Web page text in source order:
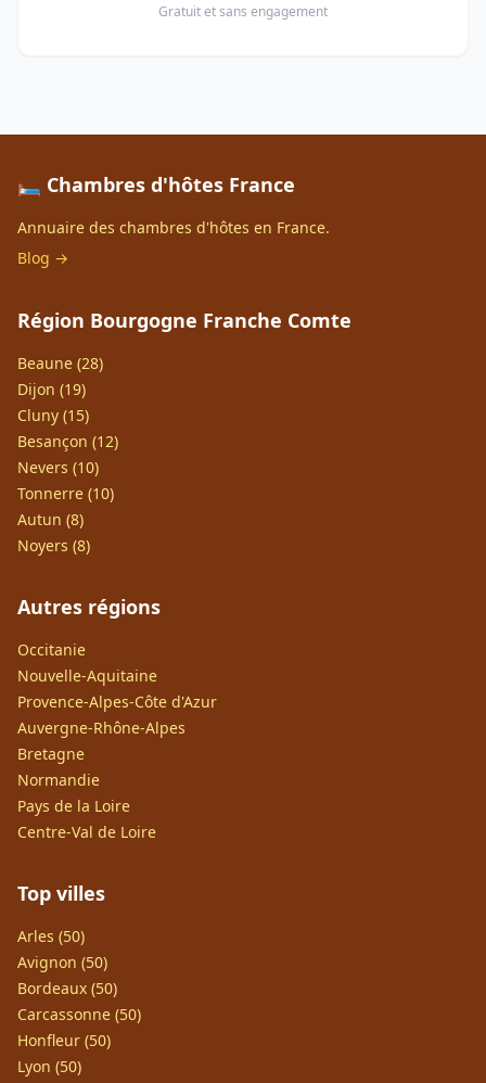
Gratuit et sans engagement
🛏️ Chambres d'hôtes France
Annuaire des chambres d'hôtes en France.
Blog →
Région Bourgogne Franche Comte
Beaune (28)
Dijon (19)
Cluny (15)
Besançon (12)
Nevers (10)
Tonnerre (10)
Autun (8)
Noyers (8)
Autres régions
Occitanie
Nouvelle-Aquitaine
Provence-Alpes-Côte d'Azur
Auvergne-Rhône-Alpes
Bretagne
Normandie
Pays de la Loire
Centre-Val de Loire
Top villes
Arles (50)
Avignon (50)
Bordeaux (50)
Carcassonne (50)
Honfleur (50)
Lyon (50)